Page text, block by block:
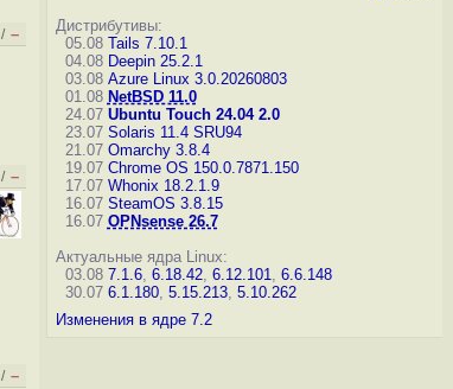
/ –
/ –
/ –
Дистрибутивы:
05.08 Tails 7.10.1
04.08 Deepin 25.2.1
03.08 Azure Linux 3.0.20260803
01.08 NetBSD 11.0
24.07 Ubuntu Touch 24.04 2.0
23.07 Solaris 11.4 SRU94
21.07 Omarchy 3.8.4
19.07 Chrome OS 150.0.7871.150
17.07 Whonix 18.2.1.9
16.07 SteamOS 3.8.15
16.07 OPNsense 26.7
Актуальные ядра Linux:
03.08 7.1.6, 6.18.42, 6.12.101, 6.6.148
30.07 6.1.180, 5.15.213, 5.10.262
Изменения в ядре 7.2